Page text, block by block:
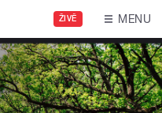
ŽIVĚ MENU